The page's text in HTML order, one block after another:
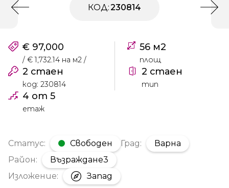
КОД:230814
€ 97,000
/ € 1,732.14 на м2 /
56 м2
площ
2 стаен
код: 230814
2 стаен
тип
4 от 5
етаж
Статус: Свободен Град:
Варна
Район:
Възраждане3
Изложение:
Запад